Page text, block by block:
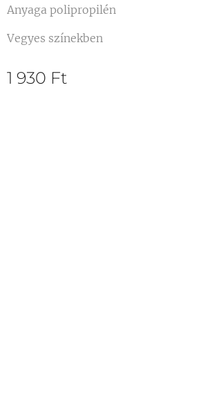
Anyaga polipropilén
Vegyes színekben
1 930 Ft